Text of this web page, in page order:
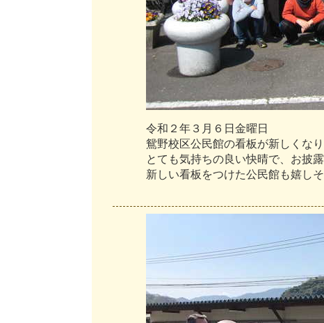
令和 ２ 年 ３ 月 ６ 日 金曜 日
鴛野校区公民館の看板が新し く な り
と て も気持ちの良 い快晴で お披露
新しい看板 をつけた公民館も嬉しそ